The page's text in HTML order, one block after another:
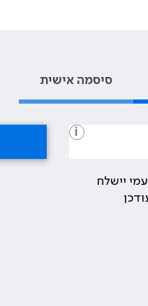
סיסמה אישית
i
יישלח